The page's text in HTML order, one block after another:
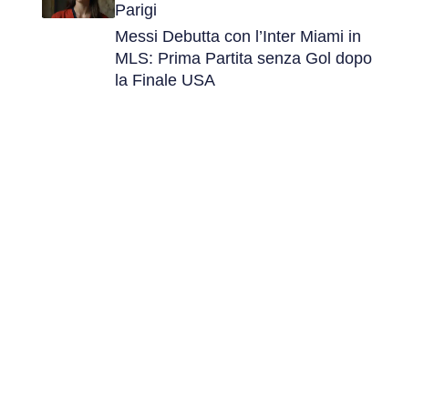
Parigi
Messi Debutta con l’Inter Miami in
MLS: Prima Partita senza Gol dopo
la Finale USA